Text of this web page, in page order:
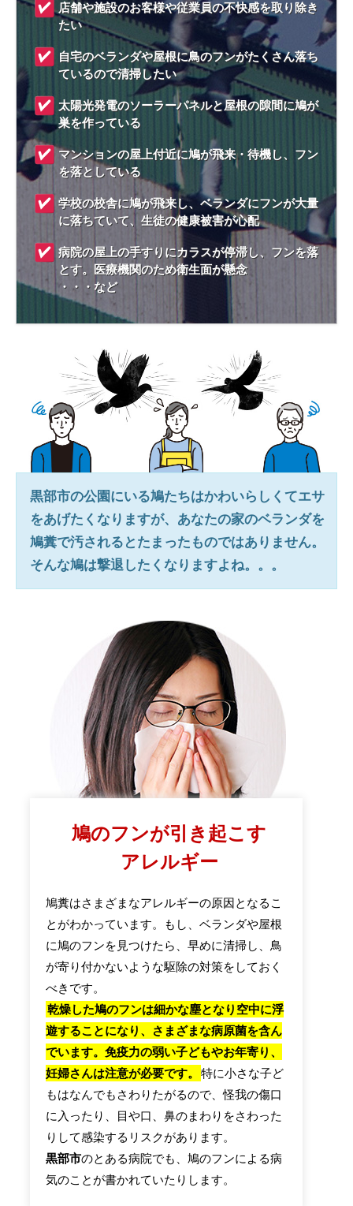
店舗や施設のお客様や従業員の不快感を取り除き
たい
自宅のベランダや屋根に鳥のフンがたくさん落ち
ているので清掃したい
太陽光発電のソーラーパネルと屋根の隙間に鳩が
巣を作っている
マンションの屋上付近に鳩が飛来・待機し、フン
を落としている
学校の校舎に鳩が飛来し、ベランダにフンが大量
に落ちていて、生徒の健康被害が心配
病院の屋上の手すりにカラスが停滞し、フンを落
とす。医療機関のため衛生面が懸念
・・・など
黒部市の公園にいる鳩たちはかわいらしくてエサ
をあげたくなりますが、あなたの家のベランダを
鳩糞で汚されるとたまったものではありません。
そんな鳩は撃退したくなりますよね。。。
鳩のフンが引き起こす
アレルギー
鳩糞はさまざまなアレルギーの原因となるこ
とがわかっています。もし、ベランダや屋根
に鳩のフンを見つけたら、早めに清掃し、鳥
が寄り付かないような駆除の対策をしておく
べきです。
乾燥した鳩のフンは細かな塵となり空中に浮
遊することになり、さまざまな病原菌を含ん
でいます。免疫力の弱い子どもやお年寄り、
妊婦さんは注意が必要です。
特に小さな子ど
もはなんでもさわりたがるので、怪我の傷口
に入ったり、目や口、鼻のまわりをさわった
りして感染するリスクがあります。
黒部市のとある病院でも、鳩のフンによる病
気のことが書かれていたりします。